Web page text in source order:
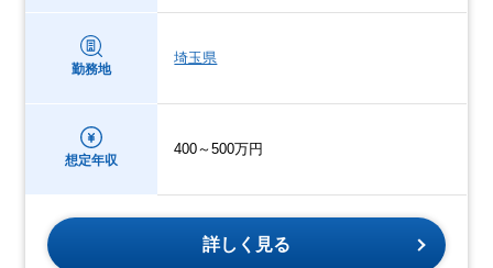
勤務地
埼玉県
想定年収
400～500万円
詳しく見る